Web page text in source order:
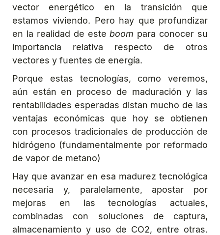
vector energético en la transición que
estamos viviendo. Pero hay que profundizar
en la realidad de esteboom para conocer su
importancia relativa respecto de otros
vectores y fuentes de energía.
Porque estas tecnologías, como veremos,
aún están en proceso de maduración y las
rentabilidades esperadas distan mucho de las
ventajas económicas que hoy se obtienen
con procesos tradicionales de producción de
hidrógeno (fundamentalmente por reformado
de vapor de metano)
Hay que avanzar en esa madurez tecnológica
necesaria y, paralelamente, apostar por
mejoras en las tecnologías actuales,
combinadas con soluciones de captura,
almacenamiento y uso de CO2, entre otras.